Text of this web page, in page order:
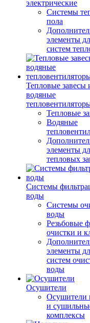
электрические
Системы
пола
элементы
систем
Тепловые завесы
водяные
Тепловые
Водяные
элементы
тепловых
Системы
воды
Системы
воды
Резьбовые
очистки и
элементы
систем
воды
Осушители
Осушители
и
комплексы